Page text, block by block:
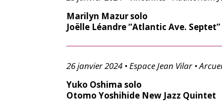
Marilyn Mazur solo
Joëlle Léandre “Atlantic Ave. Septet”
26 janvier 2024 • Espace Jean Vilar •
Yuko Oshima solo
Otomo Yoshihide New Jazz Quintet